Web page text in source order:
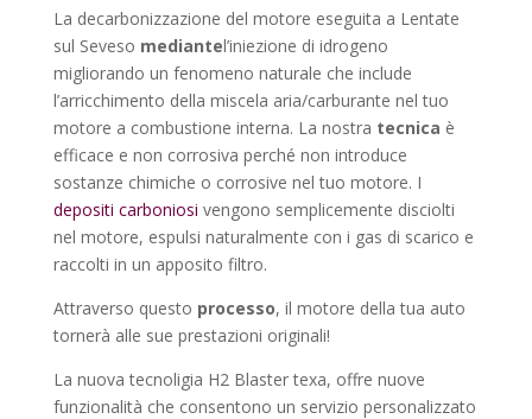
La decarbonizzazione del motore eseguita a Lentate
sul Seveso mediantel’iniezione di idrogeno
migliorando un fenomeno naturale che include
l’arricchimento della miscela aria/carburante nel tuo
motore a combustione interna. La nostra tecnica è
efficace e non corrosiva perché non introduce
sostanze chimiche o corrosive nel tuo motore. I
depositi carboniosi vengono semplicemente disciolti
nel motore, espulsi naturalmente con i gas di scarico e
raccolti in un apposito filtro.
Attraverso questo processo, il motore della tua auto
tornerà alle sue prestazioni originali!
La nuova tecnoligia H2 Blaster texa, offre nuove
funzionalità che consentono un servizio personalizzato